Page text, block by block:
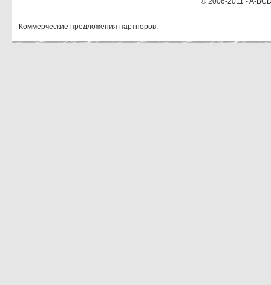
Коммерческие предложения партнеров: